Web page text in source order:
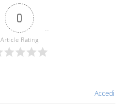
0
Article Rating
Accedi